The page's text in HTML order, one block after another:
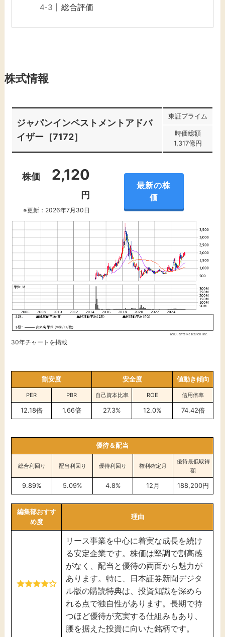
総合評価
株式情報
ジャパンインベストメントアドバ
イザー［7172］
東証プライム
時価総額
1,317億円
株価 2,120
円
※更新：2026年7月30日
最新の株
価
30年チャートを掲載
割安度 安全度 値動き傾向
PER PBR 自己資本比率 ROE 信用倍率
12.18倍 1.66倍 27.3% 12.0% 74.42倍
優待＆配当
総合利回り 配当利回り 優待利回り 権利確定月
優待最低取得
額
9.89% 5.09% 4.8% 12月 188,200円
編集部おすす
め度
理由
リース事業を中心に着実な成長を続け
る安定企業です。株価は堅調で割高感
がなく、配当と優待の両面から魅力が
あります。特に、日本証券新聞デジタ
ル版の購読特典は、投資知識を深めら
れる点で独自性があります。長期で持
つほど優待が充実する仕組みもあり、
腰を据えた投資に向いた銘柄です。